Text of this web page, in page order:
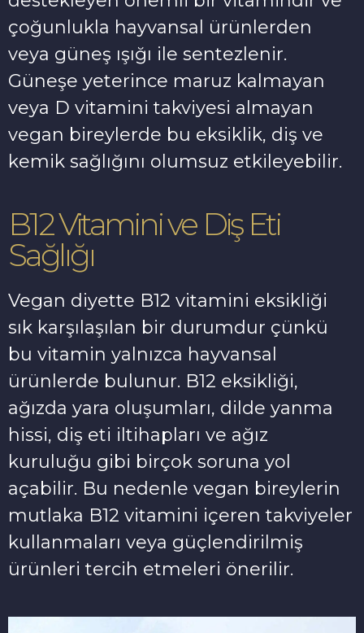
çoğunlukla hayvansal ürünlerden
veya güneş ışığı ile sentezlenir.
Güneşe yeterince maruz kalmayan
veya D vitamini takviyesi almayan
vegan bireylerde bu eksiklik, diş ve
kemik sağlığını olumsuz etkileyebilir.
B12 Vitamini ve Diş Eti
Sağlığı
Vegan diyette B12 vitamini eksikliği
sık karşılaşılan bir durumdur çünkü
bu vitamin yalnızca hayvansal
ürünlerde bulunur. B12 eksikliği,
ağızda yara oluşumları, dilde yanma
hissi, diş eti iltihapları ve ağız
kuruluğu gibi birçok soruna yol
açabilir. Bu nedenle vegan bireylerin
mutlaka B12 vitamini içeren takviyeler
kullanmaları veya güçlendirilmiş
ürünleri tercih etmeleri önerilir.